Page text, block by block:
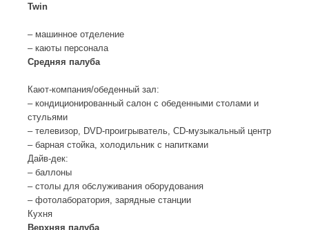
Twin
– машинное отделение
– каюты персонала
Средняя палуба
Кают-компания/обеденный зал:
– кондиционированный салон с обеденными столами и
стульями
– телевизор, DVD-проигрыватель, CD-музыкальный центр
– барная стойка, холодильник с напитками
Дайв-дек:
– баллоны
– столы для обслуживания оборудования
– фотолаборатория, зарядные станции
Кухня
Верхняя палуба